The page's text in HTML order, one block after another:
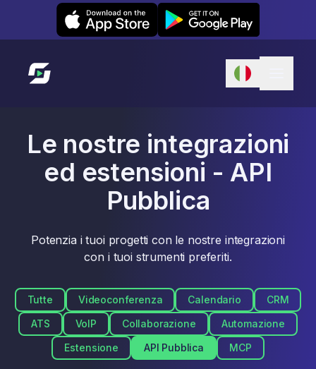
Leexi on iOS Leexi on Android
Link alla homepage
Le nostre integrazioni
ed estensioni - API
Pubblica
Potenzia i tuoi progetti con le nostre integrazioni
con i tuoi strumenti preferiti.
Tutte Videoconferenza Calendario
CRM
ATS
VoIP Collaborazione
Automazione
Estensione
API Pubblica MCP